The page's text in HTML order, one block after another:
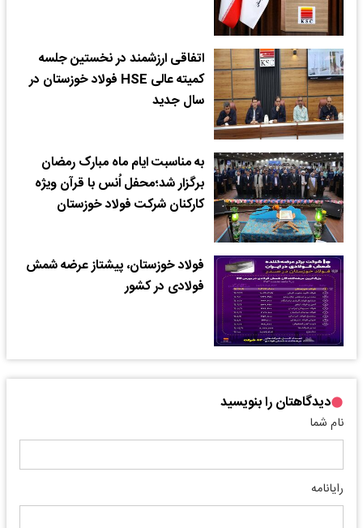
اتفاقی ارزشمند در نخستین جلسه
کمیته عالی HSE فولاد خوزستان در
سال جدید
به مناسبت ایام ماه مبارک رمضان
برگزار شد؛محفل اُنس با قرآن ویژه
کارکنان شرکت فولاد خوزستان
فولاد خوزستان، پیشتاز عرضه شمش
فولادی در کشور
دیدگاهتان را بنویسید
نام شما
رایانامه